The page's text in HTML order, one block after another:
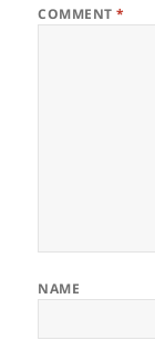
COMMENT*
NAME